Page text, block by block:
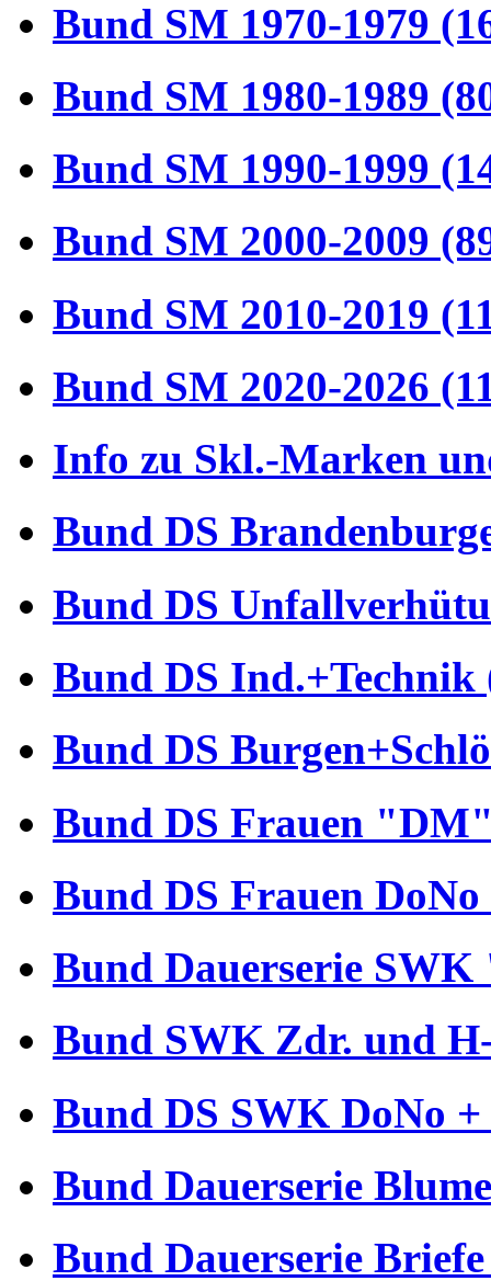
Bund SM 1970-1979
Bund SM 1980-1989
Bund SM 1990-1999
Bund SM 2000-2009
Bund SM 2010-2019
Bund SM 2020-2026
Info zu Skl.-Marken
Bund DS
Bund DS
Bund DS Ind.+Technik
Bund DS
Bund DS Frauen
Bund DS Frauen
Bund Dauerserie
Bund SWK Zdr. und
Bund DS SWK DoNo +
Bund Dauerserie
Bund Dauerserie